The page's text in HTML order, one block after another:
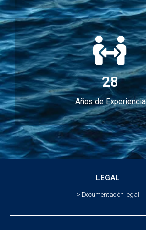
28
Años de Experiencia
LEGAL
> Documentación legal